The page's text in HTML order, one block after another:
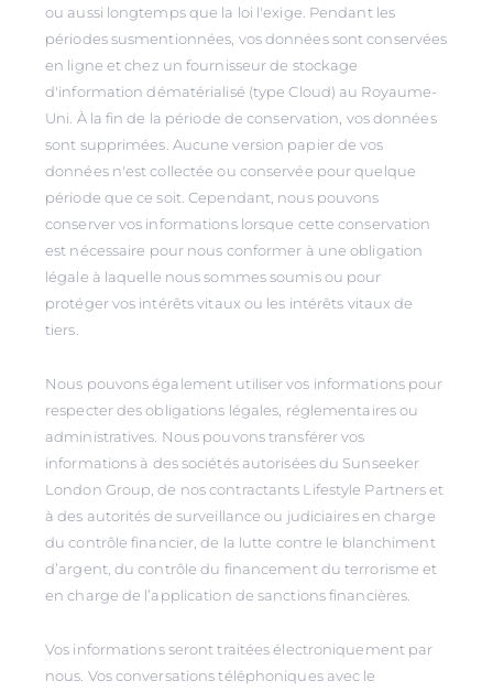
ou aussi longtemps que la loi l'exige. Pendant les
périodes susmentionnées, vos données sont conservées
en ligne et chez un fournisseur de stockage
d'information dématérialisé (type Cloud) au Royaume-
Uni. À la fin de la période de conservation, vos données
sont supprimées. Aucune version papier de vos
données n'est collectée ou conservée pour quelque
période que ce soit. Cependant, nous pouvons
conserver vos informations lorsque cette conservation
est nécessaire pour nous conformer à une obligation
légale à laquelle nous sommes soumis ou pour
protéger vos intérêts vitaux ou les intérêts vitaux de
tiers.
Nous pouvons également utiliser vos informations pour
respecter des obligations légales, réglementaires ou
administratives. Nous pouvons transférer vos
informations à des sociétés autorisées du Sunseeker
London Group, de nos contractants Lifestyle Partners et
à des autorités de surveillance ou judiciaires en charge
du contrôle financier, de la lutte contre le blanchiment
d’argent, du contrôle du financement du terrorisme et
en charge de l’application de sanctions financières.
Vos informations seront traitées électroniquement par
nous. Vos conversations téléphoniques avec le